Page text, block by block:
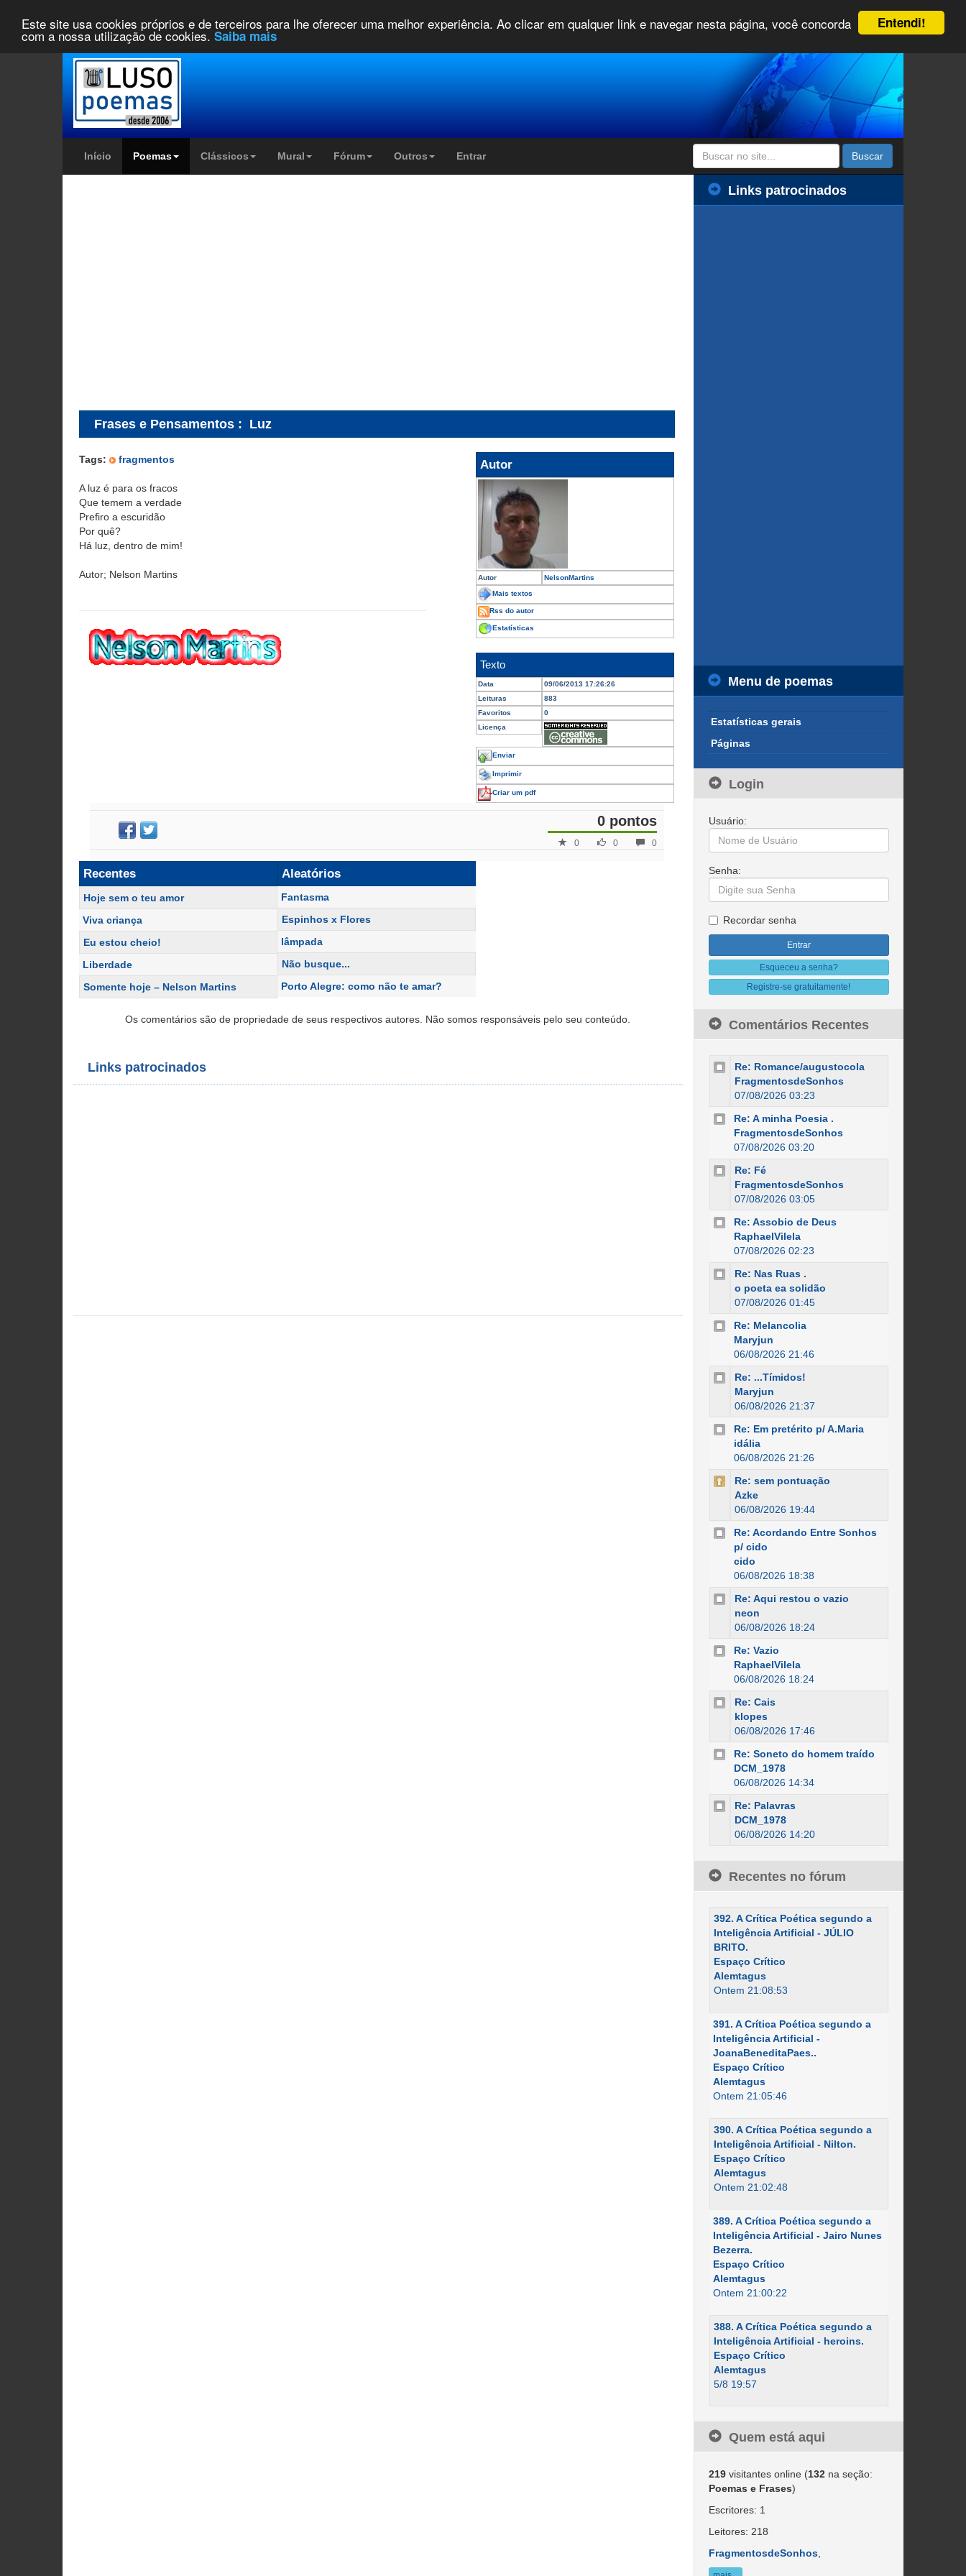
Entendi!
Este site usa cookies próprios e de terceiros para lhe oferecer uma melhor experiência. Ao clicar em qualquer link e navegar nesta página, você concorda
com a nossa utilização de cookies. Saiba mais
Início Poemas Clássicos Mural Fórum Outros Entrar Buscar
Frases e Pensamentos : Luz
Tags: fragmentos
A luz é para os fracos
Que temem a verdade
Prefiro a escuridão
Por quê?
Há luz, dentro de mim!
Autor; Nelson Martins
Autor
Autor NelsonMartins
Mais textos
Rss do autor
Estatísticas
Texto
Data
09/06/2013 17:26:26
Leituras
883
Favoritos
0
Licença
Enviar
Imprimir
Criar um pdf
0 pontos
0
0
0
Recentes
Hoje sem o teu amor
Viva criança
Eu estou cheio!
Liberdade
Somente hoje – Nelson Martins
Aleatórios
Fantasma
Espinhos x Flores
lâmpada
Não busque...
Porto Alegre: como não te amar?
Os comentários são de propriedade de seus respectivos autores. Não somos responsáveis pelo seu conteúdo.
Links patrocinados
Links patrocinados
Menu de poemas
Estatísticas gerais
Páginas
Login
Usuário:
Senha:
Recordar senha
Esqueceu a senha?
Registre-se gratuitamente!
Comentários Recentes
Re: Romance/augustocola
FragmentosdeSonhos
07/08/2026 03:23
Re: A minha Poesia .
FragmentosdeSonhos
07/08/2026 03:20
Re: Fé
FragmentosdeSonhos
07/08/2026 03:05
Re: Assobio de Deus
RaphaelVilela
07/08/2026 02:23
Re: Nas Ruas .
o poeta ea solidão
07/08/2026 01:45
Re: Melancolia
Maryjun
06/08/2026 21:46
Re: ...Tímidos!
Maryjun
06/08/2026 21:37
Re: Em pretérito p/ A.Maria
idália
06/08/2026 21:26
Re: sem pontuação
Azke
06/08/2026 19:44
Re: Acordando Entre Sonhos
p/ cido
cido
06/08/2026 18:38
Re: Aqui restou o vazio
neon
06/08/2026 18:24
Re: Vazio
RaphaelVilela
06/08/2026 18:24
Re: Cais
klopes
06/08/2026 17:46
Re: Soneto do homem traído
DCM_1978
06/08/2026 14:34
Re: Palavras
DCM_1978
06/08/2026 14:20
Recentes no fórum
392. A Crítica Poética segundo a
Inteligência Artificial - JÚLIO
BRITO.
Espaço Crítico
Alemtagus
Ontem 21:08:53
391. A Crítica Poética segundo a
Inteligência Artificial -
JoanaBeneditaPaes..
Espaço Crítico
Alemtagus
Ontem 21:05:46
390. A Crítica Poética segundo a
Inteligência Artificial - Nilton.
Espaço Crítico
Alemtagus
Ontem 21:02:48
389. A Crítica Poética segundo a
Inteligência Artificial - Jairo Nunes
Bezerra.
Espaço Crítico
Alemtagus
Ontem 21:00:22
388. A Crítica Poética segundo a
Inteligência Artificial - heroins.
Espaço Crítico
Alemtagus
5/8 19:57
Quem está aqui
219visitantes online (132na seção:
Poemas e Frases)
Escritores: 1
Leitores: 218
FragmentosdeSonhos,